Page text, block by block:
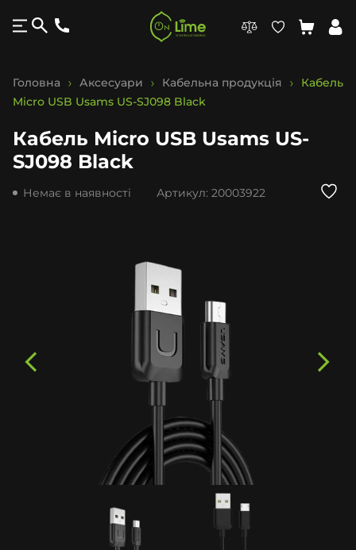
Головна Аксесуари Кабельна продукція
Кабель
Micro USB Usams US-SJ098 Black
Кабель Micro USB Usams US-
SJ098 Black
Немає в наявності Артикул: 20003922